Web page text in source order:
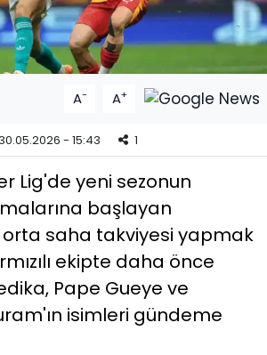
A- A+
- 15:43 1
Lig'de yeni sezonun
başlayan
saha takviyesi yapmak
ekipte daha önce
Pape Gueye ve
isimleri gündeme